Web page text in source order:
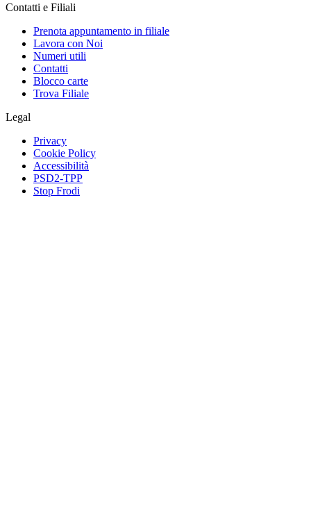
Contatti e Filiali
Prenota appuntamento in filiale
Lavora con Noi
Numeri utili
Contatti
Blocco carte
Trova Filiale
Legal
Privacy
Cookie Policy
Accessibilità
PSD2-TPP
Stop Frodi